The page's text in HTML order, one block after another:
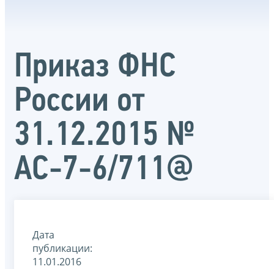
Приказ ФНС
России от
31.12.2015 №
АС-7-6/711@
Дата
публикации:
11.01.2016